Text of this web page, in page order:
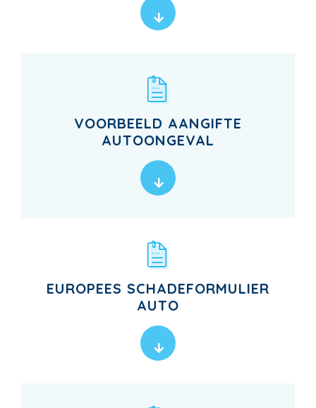
VOORBEELD AANGIFTE
AUTOONGEVAL
EUROPEES SCHADEFORMULIER
AUTO